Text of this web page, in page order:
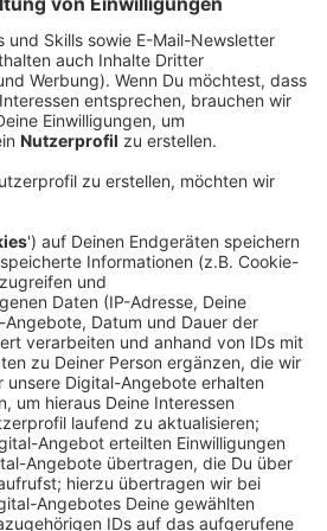
die Rücksprache mit der
ausbremsen kann.
arbeiten, setzen daher meist auf
strukturieren ihre Teams neu.
der Internet-Telefonie-Anbieter
Düsseldorf. Mitarbeiterin Anne
und welche Vorteile sie darin für
sieht.